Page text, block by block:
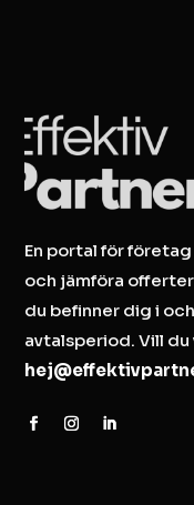
En portal för
och jämföra
du befinner dig i
avtalsperiod. Vill du